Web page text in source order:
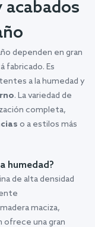
acabados
dependen en gran
fabricado. Es
a la humedad y
. La variedad de
completa,
o a estilos más
humedad?
de alta densidad
maciza,
ofrece una gran